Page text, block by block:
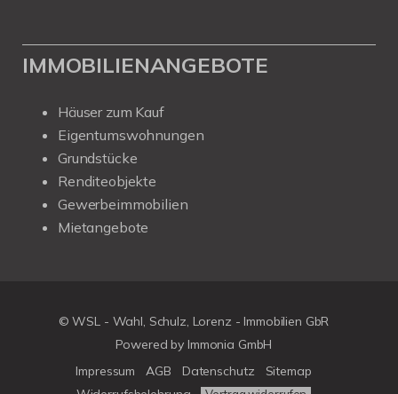
IMMOBILIENANGEBOTE
Häuser zum Kauf
Eigentumswohnungen
Grundstücke
Renditeobjekte
Gewerbeimmobilien
Mietangebote
© WSL - Wahl, Schulz, Lorenz - Immobilien GbR
Powered by Immonia GmbH
Impressum
AGB Datenschutz
Sitemap